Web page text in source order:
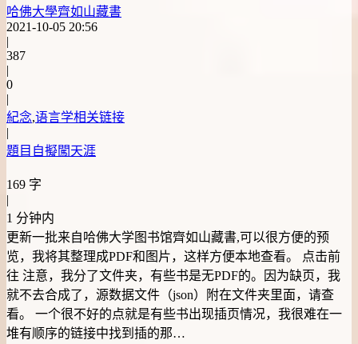
哈佛大學齊如山藏書
2021-10-05 20:56
|
387
|
0
|
紀念,语言学相关链接
|
題目自擬闖天涯
169 字
|
1 分钟内
更新一批来自哈佛大学图书馆齊如山藏書,可以很方便的预
览，我将其整理成PDF和图片，这样方便本地查看。 点击前
往 注意，我分了文件夹，有些书是无PDF的。因为缺页，我
就不去合成了，源数据文件（json）附在文件夹里面，请查
看。 一个很不好的点就是有些书出现插页情况，我很难在一
堆有顺序的链接中找到插的那…